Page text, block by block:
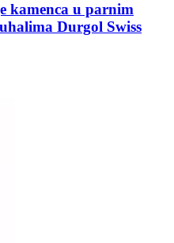
kamenca u parnim
Durgol Swiss